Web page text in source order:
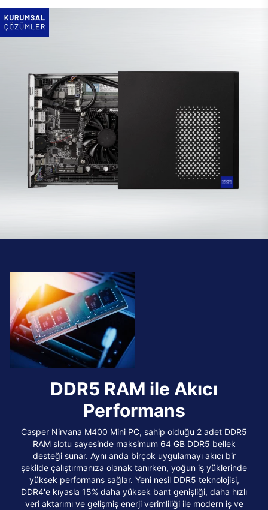
DDR5 RAM ile Akıcı
Performans
Casper Nirvana M400 Mini PC, sahip olduğu 2 adet DDR5
RAM slotu sayesinde maksimum 64 GB DDR5 bellek
desteği sunar. Aynı anda birçok uygulamayı akıcı bir
şekilde çalıştırmanıza olanak tanırken, yoğun iş yüklerinde
yüksek performans sağlar. Yeni nesil DDR5 teknolojisi,
DDR4'e kıyasla 15% daha yüksek bant genişliği, daha hızlı
veri aktarımı ve gelişmiş enerji verimliliği ile modern iş ve